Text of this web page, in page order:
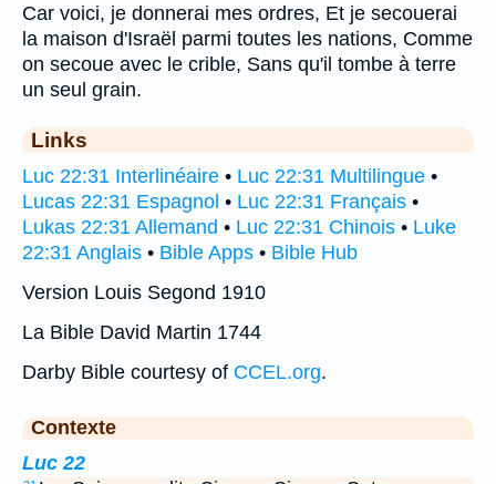
Car voici, je donnerai mes ordres, Et je secouerai
la maison d'Israël parmi toutes les nations, Comme
on secoue avec le crible, Sans qu'il tombe à terre
un seul grain.
Links
Luc 22:31 Interlinéaire • Luc 22:31 Multilingue •
Lucas 22:31 Espagnol • Luc 22:31 Français •
Lukas 22:31 Allemand • Luc 22:31 Chinois • Luke
22:31 Anglais • Bible Apps • Bible Hub
Version Louis Segond 1910
La Bible David Martin 1744
Darby Bible courtesy of CCEL.org.
Contexte
Luc 22